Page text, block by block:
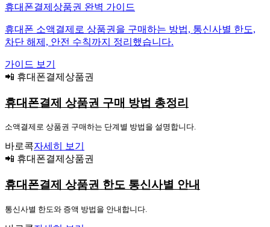
휴대폰결제상품권 완벽 가이드
휴대폰 소액결제로 상품권을 구매하는 방법, 통신사별 한도,
차단 해제, 안전 수칙까지 정리했습니다.
가이드 보기
📲 휴대폰결제상품권
휴대폰결제 상품권 구매 방법 총정리
소액결제로 상품권 구매하는 단계별 방법을 설명합니다.
바로콕자세히 보기
📲 휴대폰결제상품권
휴대폰결제 상품권 한도 통신사별 안내
통신사별 한도와 증액 방법을 안내합니다.